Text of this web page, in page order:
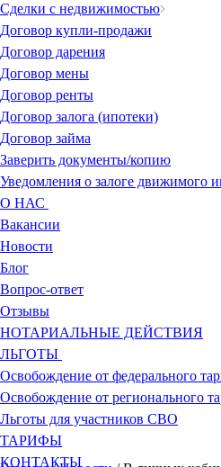
Сделки с недвижимостью
Договор купли-продажи
Договор дарения
Договор мены
Договор ренты
Договор залога (ипотеки)
Договор займа
Заверить документы/копию
Уведомления о залоге движимого
О НАС
Вакансии
Новости
Блог
Вопрос-ответ
Отзывы
НОТАРИАЛЬНЫЕ ДЕЙСТВИЯ
ЛЬГОТЫ
Освобождение от федерального
Освобождение от регионального
Льготы для участников СВО
ТАРИФЫ
КОНТАКТЫ